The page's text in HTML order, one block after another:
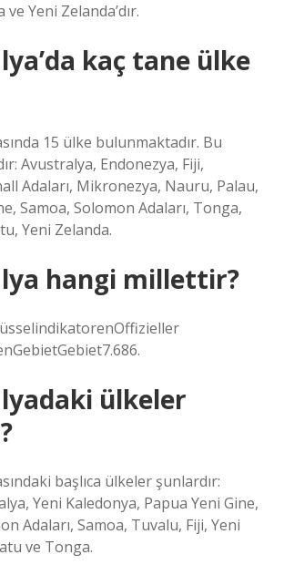
Yeni Zelanda’dır.
kaç tane ülke
15 ülke bulunmaktadır. Bu
Avustralya, Endonezya, Fiji,
Adaları, Mikronezya, Nauru, Palau,
Samoa, Solomon Adaları, Tonga,
Yeni Zelanda.
hangi millettir?
ülkeler
başlıca ülkeler şunlardır:
Yeni Kaledonya, Papua Yeni Gine,
Adaları, Samoa, Tuvalu, Fiji, Yeni
ve Tonga.